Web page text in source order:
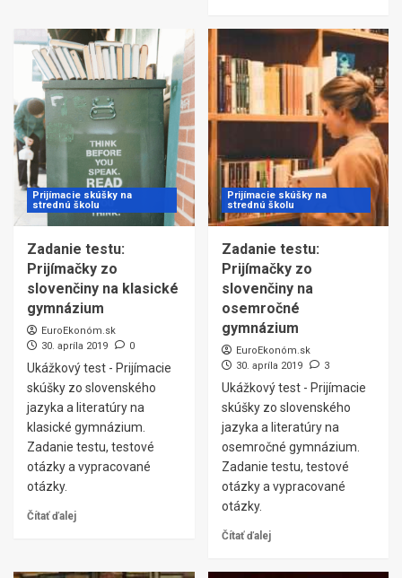
Prijímacie skúšky na
strednú školu
Zadanie testu:
Prijímačky zo
slovenčiny na klasické
gymnázium
EuroEkonóm.sk
30. apríla 2019
0
Ukážkový test - Prijímacie
skúšky zo slovenského
jazyka a literatúry na
klasické gymnázium.
Zadanie testu, testové
otázky a vypracované
otázky.
Čítať ďalej
Prijímacie skúšky na
strednú školu
Zadanie testu:
Prijímačky zo
slovenčiny na
osemročné
gymnázium
EuroEkonóm.sk
30. apríla 2019
3
Ukážkový test - Prijímacie
skúšky zo slovenského
jazyka a literatúry na
osemročné gymnázium.
Zadanie testu, testové
otázky a vypracované
otázky.
Čítať ďalej